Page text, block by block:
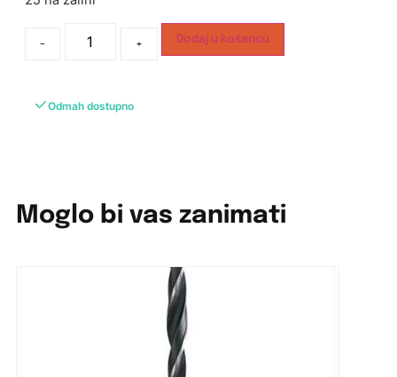
- + Dodaj u košaricu
Odmah dostupno
Moglo bi vas zanimati